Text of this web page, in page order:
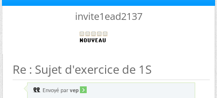
invite1ead2137
Re : Sujet d'exercice de 1S
Envoyé par vep